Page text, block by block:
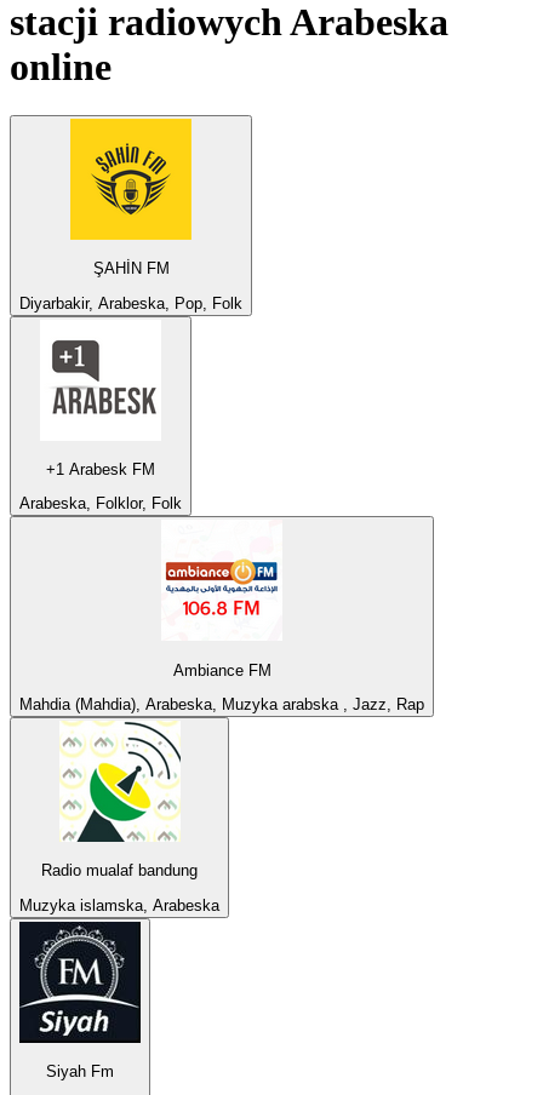
stacji radiowychArabeska
online
ŞAHİN FM
Diyarbakir, Arabeska, Pop, Folk
+1 Arabesk FM
Arabeska, Folklor, Folk
Ambiance FM
Mahdia (Mahdia), Arabeska, Muzyka arabska , Jazz, Rap
Radio mualaf bandung
Muzyka islamska, Arabeska
Siyah Fm